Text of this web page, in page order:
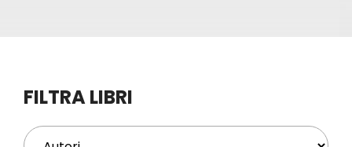
Profilo
FILTRA LIBRI